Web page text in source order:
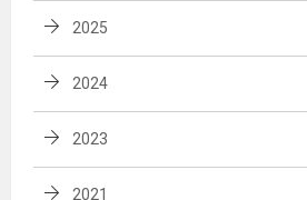
2025
2024
2023
2021